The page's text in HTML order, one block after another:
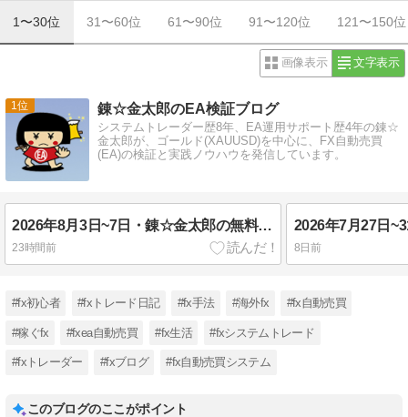
1〜30位 31〜60位 61〜90位 91〜120位 121〜150位
画像表示 文字表示
1 錬☆金太郎のEA検証ブログ
システムトレーダー歴8年、EA運用サポート歴4年の錬☆
金太郎が、ゴールド(XAUUSD)を中心に、FX自動売買
(EA)の検証と実践ノウハウを発信しています。
2026年8月3日~7日・錬☆金太郎の無料配布EA実績報告・FX自動売買
23時間前 8日前
#fx初心者 #fxトレード日記 #fx手法 #海外fx #fx自動売買
#稼ぐfx #fxea自動売買 #fx生活 #fxシステムトレード
#fxトレーダー #fxブログ #fx自動売買システム
このブログのここがポイント